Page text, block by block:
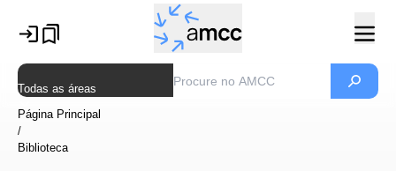
Todas as áreas
Página Principal
/
Biblioteca